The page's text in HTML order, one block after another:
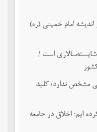
امام خمینی (ره)
شایسته‌سالاری است /
مشخص ندارد/ کلید
ایم؛ اخلاق در جامعه